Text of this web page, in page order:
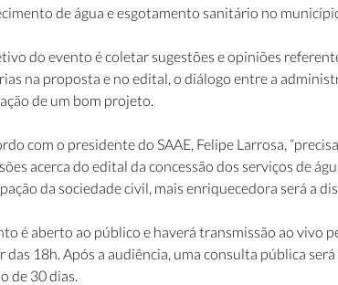
de água e esgotamento sanitário no
do evento é coletar sugestões e opiniões
na proposta e no edital, o diálogo entre a
de um bom projeto.
com o presidente do SAAE, Felipe Larrosa,
acerca do edital da concessão dos serviços de
da sociedade civil, mais enriquecedora será a
é aberto ao público e haverá transmissão ao vivo
das 18h. Após a audiência, uma consulta pública
de 30 dias.